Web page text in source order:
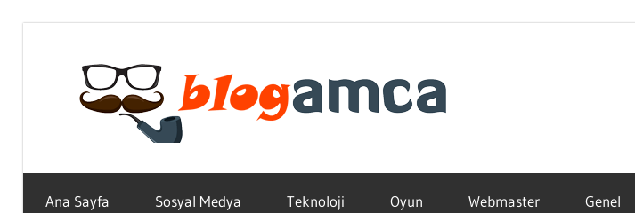
Haber,
Bilgi
Ana Sayfa Sosyal Medya Teknoloji Oyun Webmaster Genel